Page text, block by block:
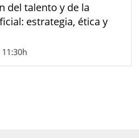
del talento y de la
estrategia, ética y
11:30h